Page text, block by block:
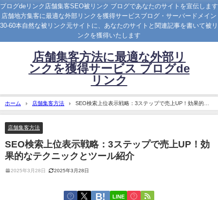
ブログdeリンク店舗集客SEO被リンク ブログであなたのサイトを宣伝します
店舗地方集客に最適な外部リンクを獲得サービスブログ・サーバードメイン
30-60本自然な被リンク元サイトに、あなたのサイトと関連記事を書いて被リ
ンクを獲得いたします
店舗集客方法に最適な外部リ
ンクを獲得サービス ブログde
リンク
ホーム 店舗集客方法
SEO検索上位表示戦略：3ステップで売上UP！効果的な
テクニックとツール紹介
店舗集客方法
SEO検索上位表示戦略：3ステップで売上UP！効
果的なテクニックとツール紹介
2025年3月28日 2025年3月28日
LINE